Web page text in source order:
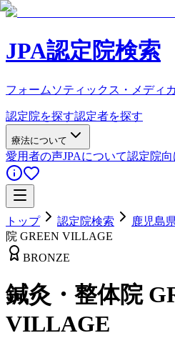
JPA認定院検索
フォームソティックス・メディ
認定院を探す認定者を探す
療法について
愛用者の声JPAについて認定院向
トップ 認定院検索 鹿児島
院 GREEN VILLAGE
BRONZE
鍼灸・整体院
VILLAGE